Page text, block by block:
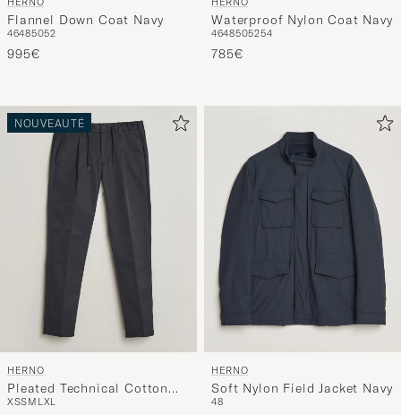
Flannel Down Coat Navy
46485052
995€
Waterproof Nylon Coat Navy
4648505254
785€
NOUVEAUTÉ
HERNO
Pleated Technical Cotton
Trousers Navy
XSSM LXL
HERNO
Soft Nylon Field Jacket Navy
48